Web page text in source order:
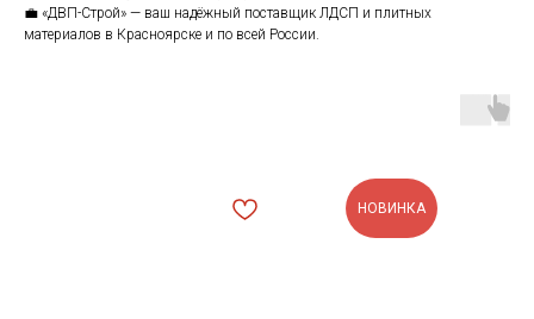
💼 «ДВП-Строй» — ваш надёжный поставщик ЛДСП и плитных
материалов в Красноярске и по всей России.
НОВИНКА